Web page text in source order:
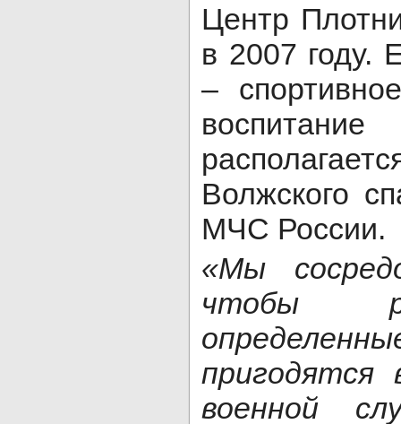
Центр
в 2007 году.
–
Волжского
МЧС России.
«Мы
чтобы
военной